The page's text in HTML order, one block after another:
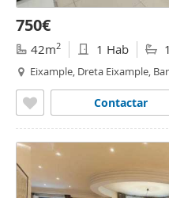
750€
42m2 1 Hab
Eixample, Dreta Eixample,
Contactar